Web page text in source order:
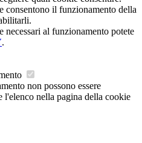
consentono il funzionamento della
necessari al funzionamento potete
.
non possono essere
l'elenco nella pagina della cookie